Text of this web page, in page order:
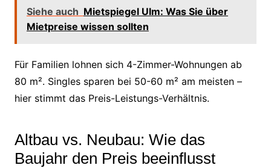
Siehe auch Mietspiegel Ulm: Was Sie über
Mietpreise wissen sollten
Für Familien lohnen sich 4-Zimmer-Wohnungen ab
80 m². Singles sparen bei 50-60 m² am meisten –
hier stimmt das Preis-Leistungs-Verhältnis.
Altbau vs. Neubau: Wie das
Baujahr den Preis beeinflusst